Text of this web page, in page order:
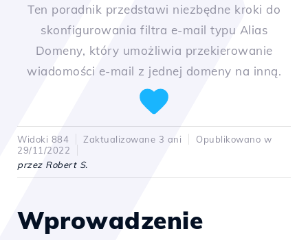
Ten poradnik przedstawi niezbędne kroki do
skonfigurowania filtra e-mail typu Alias
Domeny, który umożliwia przekierowanie
wiadomości e-mail z jednej domeny na inną.
Widoki 884 Zaktualizowane 3 ani
Opublikowano w
29/11/2022
przez Robert S.
Wprowadzenie